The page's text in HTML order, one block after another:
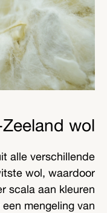
wol
alle verschillende
wol, waardoor
scala aan kleuren
mengeling van